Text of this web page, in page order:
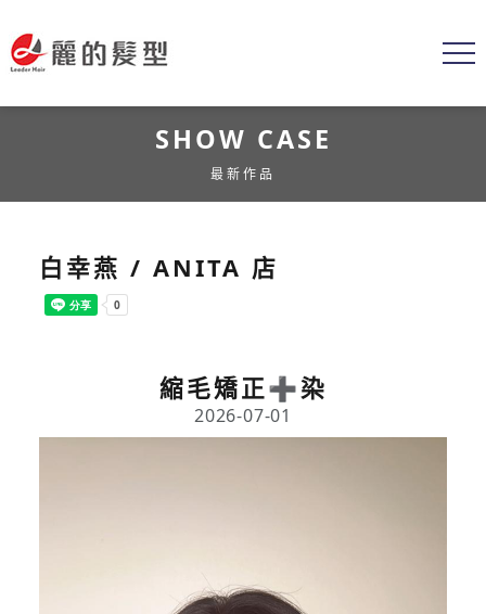
SHOW CASE
最新作品
白幸燕 / ANITA 店
縮毛矯正➕染
2026-07-01